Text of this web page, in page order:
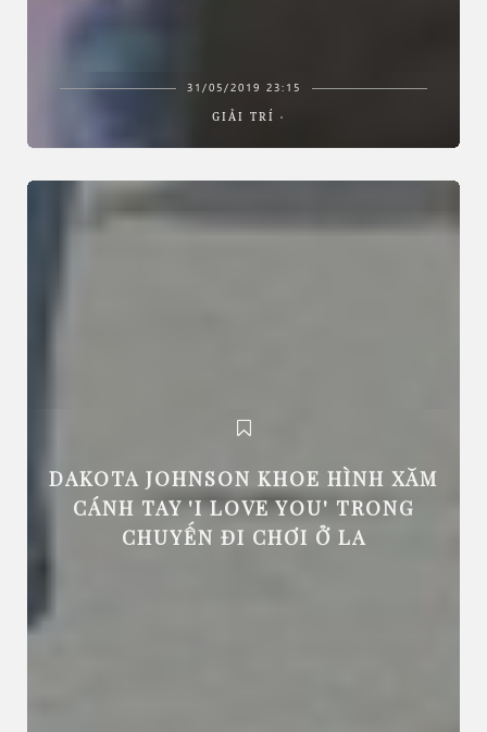
31/05/2019 23:15
GIẢI TRÍ
DAKOTA JOHNSON KHOE HÌNH XĂM
CÁNH TAY 'I LOVE YOU' TRONG
CHUYẾN ĐI CHƠI Ở LA